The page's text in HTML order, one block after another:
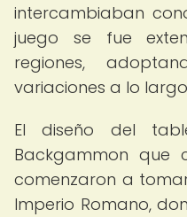
intercambiaban
juego se fue
regiones,
variaciones a lo
El diseño del
Backgammon que
comenzaron a
Imperio Romano,